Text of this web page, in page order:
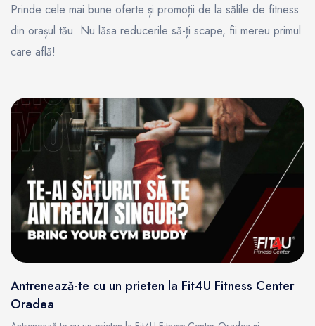
Prinde cele mai bune oferte și promoții de la sălile de fitness
din orașul tău. Nu lăsa reducerile să-ți scape, fii mereu primul
care află!
Antrenează-te cu un prieten la Fit4U Fitness Center
Oradea